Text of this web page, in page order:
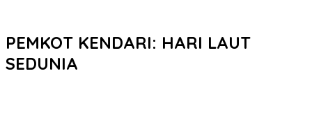
PEMKOT KENDARI: HARI LAUT
SEDUNIA